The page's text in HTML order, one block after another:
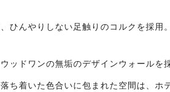
ひんやりしない足触りのコルクを採用
ッドワンの無垢のデザインウォールを採
ち着いた色合いに包まれた空間は、ホ